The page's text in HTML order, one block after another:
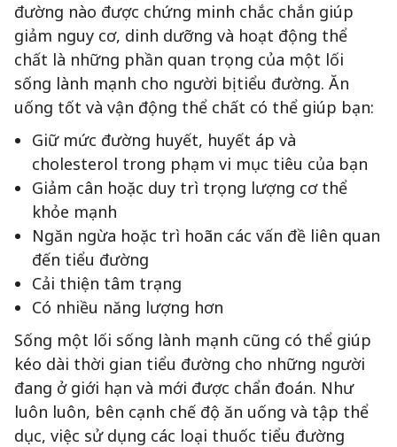
đường nào được chứng minh chắc chắn giúp
giảm nguy cơ, dinh dưỡng và hoạt động thể
chất là những phần quan trọng của một lối
sống lành mạnh cho người bị tiểu đường. Ăn
uống tốt và vận động thể chất có thể giúp bạn:
Giữ mức đường huyết, huyết áp và
cholesterol trong phạm vi mục tiêu của bạn
Giảm cân hoặc duy trì trọng lượng cơ thể
khỏe mạnh
Ngăn ngừa hoặc trì hoãn các vấn đề liên quan
đến tiểu đường
Cải thiện tâm trạng
Có nhiều năng lượng hơn
Sống một lối sống lành mạnh cũng có thể giúp
kéo dài thời gian tiểu đường cho những người
đang ở giới hạn và mới được chẩn đoán. Như
luôn luôn, bên cạnh chế độ ăn uống và tập thể
dục, việc sử dụng các loại thuốc tiểu đường